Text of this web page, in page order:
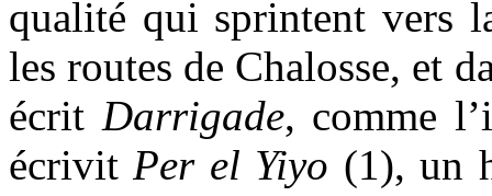
qualité qui sprintent vers
les routes de Chalosse, et
écrit Darrigade, comme
écrivit Per el Yiyo (1), un